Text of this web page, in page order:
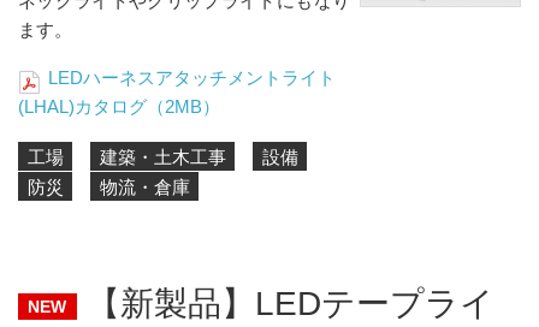
ます。
LEDハーネスアタッチメントライト
(LHAL)カタログ（2MB）
工場 建築・土木工事
設備
防災
物流・倉庫
NEW
【新製品】LEDテープライ